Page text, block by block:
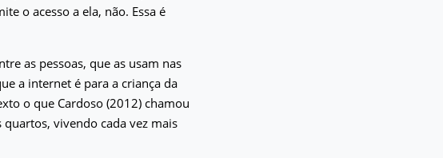
o acesso a ela, não. Essa é
as pessoas, que as usam nas
a internet é para a criança da
o que Cardoso (2012) chamou
quartos, vivendo cada vez mais